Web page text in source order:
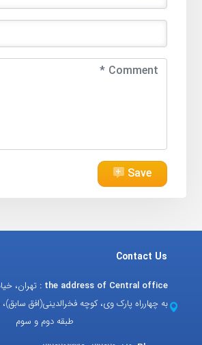
Save
Contact Us
the address of Central office : تهران،
طبقه دوم و سوم